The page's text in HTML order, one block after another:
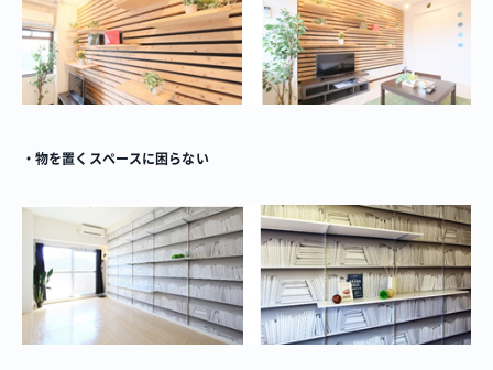
・物を置くスペースに困らない